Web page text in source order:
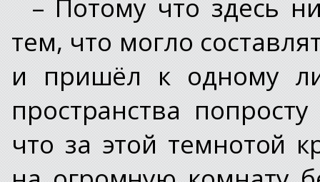
тем, что могло
и пришёл к одному
пространства
что за этой темнотой